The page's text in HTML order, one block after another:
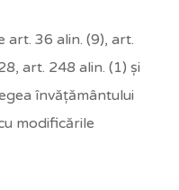
36 alin. (9), art.
art. 248 alin. (1) şi
învăţământului
modificările